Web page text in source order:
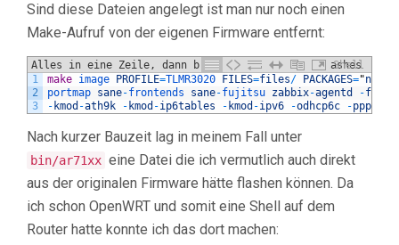
Sind diese Dateien angelegt ist man nur noch einen
Make-Aufruf von der eigenen Firmware entfernt:
Alles in eine Zeile, dann braucht man die Backslashes
nicht
Shell
1
2
3
make image PROFILE=TLMR3020 FILES=files/ PACKAGES="nfs
portmap sane-frontends sane-fujitsu zabbix-agentd -
- kmod -ath9k - kmod -ip6tables - kmod -ipv6 -odhcp6c -ppp
Nach kurzer Bauzeit lag in meinem Fall unter
bin/ar71xx eine Datei die ich vermutlich auch direkt
aus der originalen Firmware hätte flashen können. Da
ich schon OpenWRT und somit eine Shell auf dem
Router hatte konnte ich das dort machen: